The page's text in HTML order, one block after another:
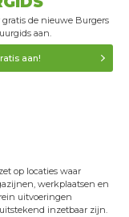
gratis de nieuwe Burgers
aan.
aan!
op locaties waar
werkplaatsen en
uitvoeringen
inzetbaar zijn.